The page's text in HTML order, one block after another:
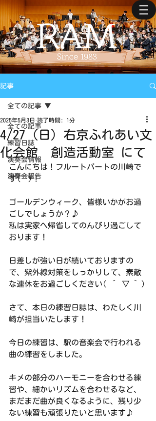
記事
全ての記事
練習日誌
演奏会情報
演奏会報告
全ての記事
4/27（日）右京ふれあい文
化会館 創造活動室 にて
2025年5月3日 読了時間: 1分
こんにちは！フルートパートの川崎で
す(^^)！
ゴールデンウィーク、皆様いかがお過
ごしでしょうか？♪
私は実家へ帰省してのんびり過ごして
おります！
日差しが強い日が続いておりますの
で、紫外線対策をしっかりして、素敵
な連休をお過ごしください( ´ ▽ ` )
さて、本日の練習日誌は、わたしく川
崎が担当いたします！
今日の練習は、駅の音楽会で行われる
曲の練習をしました。
キメの部分のハーモニーを合わせる練
習や、細かいリズムを合わせるなど、
まだまだ曲が良くなるように、残り少
ない練習も頑張りたいと思います♪